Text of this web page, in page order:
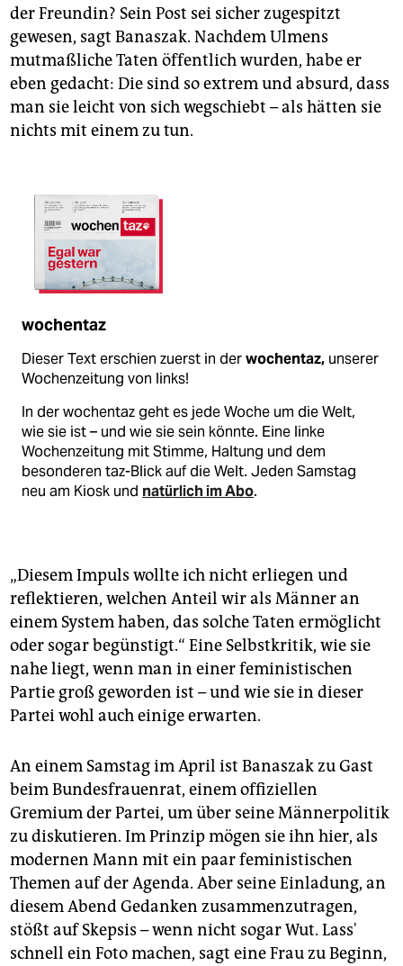
der Freundin? Sein Post sei sicher zugespitzt
gewesen, sagt Banaszak. Nachdem Ulmens
mutmaßliche Taten öffentlich wurden, habe er
eben gedacht: Die sind so extrem und absurd, dass
man sie leicht von sich wegschiebt – als hätten sie
nichts mit einem zu tun.
wochentaz
Dieser Text erschien zuerst in derwochentaz, unserer
Wochenzeitung von links!
In der wochentaz geht es jede Woche um die Welt,
wie sie ist – und wie sie sein könnte. Eine linke
Wochenzeitung mit Stimme, Haltung und dem
besonderen taz-Blick auf die Welt. Jeden Samstag
neu am Kiosk und natürlich im Abo.
„Diesem Impuls wollte ich nicht erliegen und
reflektieren, welchen Anteil wir als Männer an
einem System haben, das solche Taten ermöglicht
oder sogar begünstigt.“ Eine Selbstkritik, wie sie
nahe liegt, wenn man in einer feministischen
Partie groß geworden ist – und wie sie in dieser
Partei wohl auch einige erwarten.
An einem Samstag im April ist Banaszak zu Gast
beim Bundesfrauenrat, einem offiziellen
Gremium der Partei, um über seine Männerpolitik
zu diskutieren. Im Prinzip mögen sie ihn hier, als
modernen Mann mit ein paar feministischen
Themen auf der Agenda. Aber seine Einladung, an
diesem Abend Gedanken zusammenzutragen,
stößt auf Skepsis – wenn nicht sogar Wut. Lass'
schnell ein Foto machen, sagt eine Frau zu Beginn,